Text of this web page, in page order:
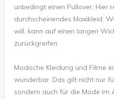
unbedingt einen Pullover. Hier
durchscheinendes Maxikleid.
will, kann auf einen langen
zurückgreifen.
Modische Kleidung und Filme
wunderbar. Das gilt nicht nur
sondern auch für die Mode im